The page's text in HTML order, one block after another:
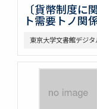
〔貨幣制度
ト需要トノ関
東京大学文書館デジ